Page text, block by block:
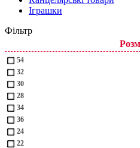
Іграшки
Фільтр
54
32
30
28
34
36
24
22